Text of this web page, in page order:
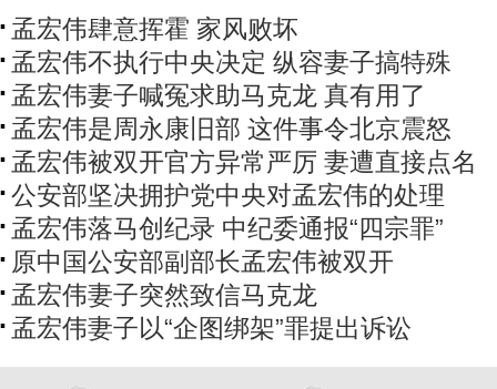
孟宏伟肆意挥霍 家风败坏
孟宏伟不执行中央决定 纵容妻子搞特殊
孟宏伟妻子喊冤求助马克龙 真有用了
孟宏伟是周永康旧部 这件事令北京震怒
孟宏伟被双开官方异常严厉 妻遭直接点名
公安部坚决拥护党中央对孟宏伟的处理
孟宏伟落马创纪录 中纪委通报“四宗罪”
原中国公安部副部长孟宏伟被双开
孟宏伟妻子突然致信马克龙
孟宏伟妻子以“企图绑架”罪提出诉讼